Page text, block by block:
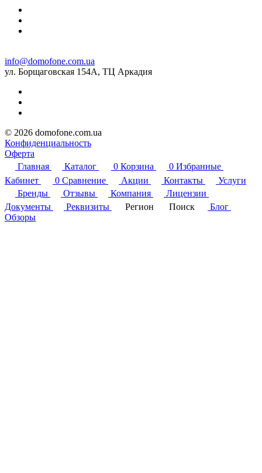
info@domofone.com.ua
ул. Борщаговская 154А, ТЦ Аркадия
© 2026 domofone.com.ua
Конфиденциальность
Оферта
Главная
Каталог 0 Корзина 0 Избранные
Кабинет
0 Сравнение Акции Контакты
Услуги
Бренды
Отзывы Компания
Лицензии
Документы
Реквизиты Регион Поиск
Блог
Обзоры